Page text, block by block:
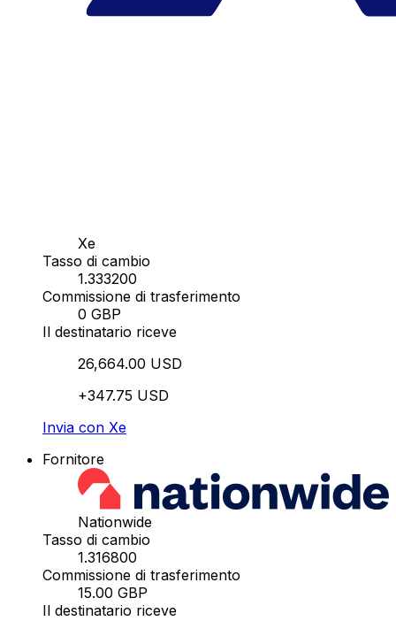
Xe
Tasso di cambio
1.333200
Commissione di trasferimento
0 GBP
Il destinatario riceve
26,664.00 USD
+347.75 USD
Invia con Xe
Fornitore
Nationwide
Tasso di cambio
1.316800
Commissione di trasferimento
15.00 GBP
Il destinatario riceve